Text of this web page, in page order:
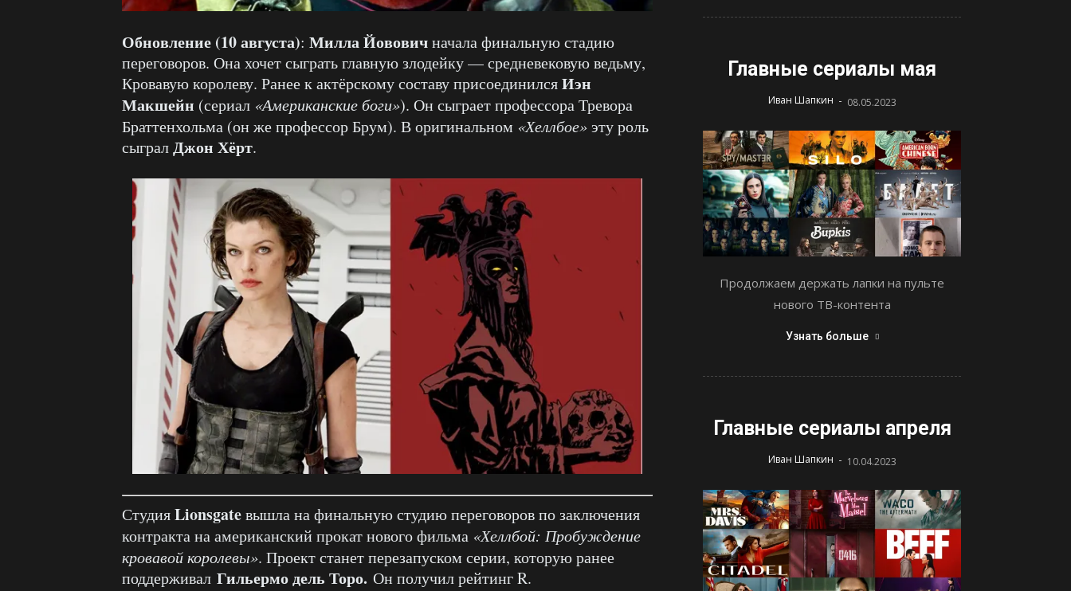
Обновление (10 августа): Милла Йововичначала финальную стадию
переговоров. Она хочет сыграть главную злодейку — средневековую ведьму,
Кровавую королеву. Ранее к актёрскому составу присоединилсяИэн
Макшейн (сериал «Американские боги»). Он сыграет профессора Тревора
Браттенхольма (он же профессор Брум). В оригинальном «Хеллбое»эту роль
сыгралДжон Хёрт.
СтудияLionsgateвышла на финальную студию переговоров по заключения
контракта на американский прокат нового фильма «Хеллбой: Пробуждение
кровавой королевы». Проект станет перезапуском серии, которую ранее
поддерживал Гильермо дель Торо. Он получил рейтинг R.
Главные сериалы мая
Иван Шапкин - 08.05.2023
Продолжаем держать лапки на пульте
нового ТВ-контента
Узнать больше
Главные сериалы апреля
Иван Шапкин - 10.04.2023